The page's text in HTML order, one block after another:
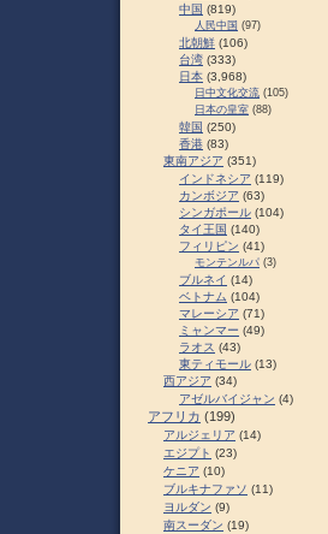
中国 (819)
人民中国 (97)
北朝鮮 (106)
台湾 (333)
日本 (3,968)
日中文化交流 (105)
日本の皇室 (88)
韓国 (250)
香港 (83)
東南アジア (351)
インドネシア (119)
カンボジア (63)
シンガポール (104)
タイ王国 (140)
フィリピン (41)
モンテンルパ (3)
ブルネイ (14)
ベトナム (104)
マレーシア (71)
ミャンマー (49)
ラオス (43)
東ティモール (13)
西アジア (34)
アゼルバイジャン (4)
アフリカ (199)
アルジェリア (14)
エジプト (23)
ケニア (10)
ブルキナファソ (11)
ヨルダン (9)
南スーダン (19)